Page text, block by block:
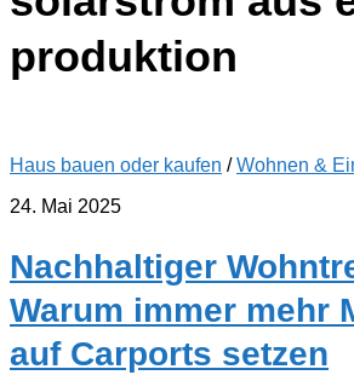
produktion
Haus bauen oder kaufen /Wohnen &
24. Mai 2025
Nachhaltiger
Warum immer mehr
auf Carports setzen